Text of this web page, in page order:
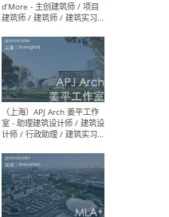
（上海）彬蔚致正建筑工作
室 – 项目建筑师 / 助理建筑
师 / 实习生
（深圳）一乘建筑 - 空间设计
师 / 助理空间设计师 / 助理
建筑设计师 / 实习生